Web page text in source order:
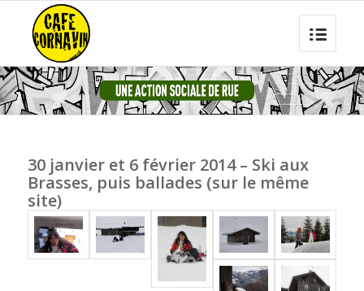
30 janvier et 6 février 2014 – Ski aux
Brasses, puis ballades (sur le même
site)